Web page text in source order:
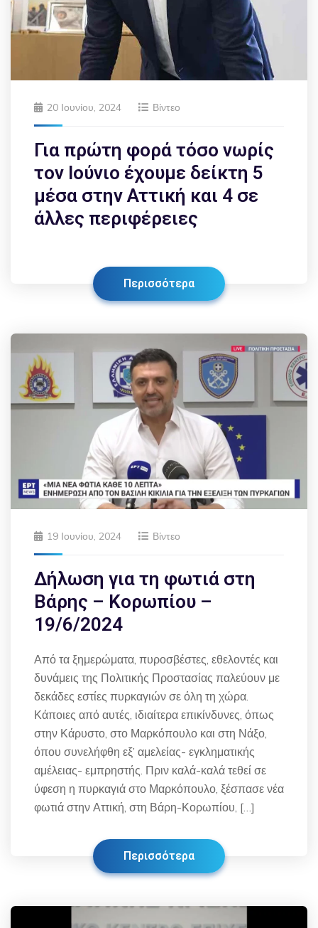
20 Ιουνίου, 2024 Βίντεο
Για πρώτη φορά τόσο νωρίς
τον Ιούνιο έχουμε δείκτη 5
μέσα στην Αττική και 4 σε
άλλες περιφέρειες
Περισσότερα
19 Ιουνίου, 2024 Βίντεο
Δήλωση για τη φωτιά στη
Βάρης – Κορωπίου –
19/6/2024
Από τα ξημερώματα, πυροσβέστες, εθελοντές και
δυνάμεις της Πολιτικής Προστασίας παλεύουν με
δεκάδες εστίες πυρκαγιών σε όλη τη χώρα.
Κάποιες από αυτές, ιδιαίτερα επικίνδυνες, όπως
στην Κάρυστο, στο Μαρκόπουλο και στη Νάξο,
όπου συνελήφθη εξ’ αμελείας- εγκληματικής
αμέλειας- εμπρηστής. Πριν καλά-καλά τεθεί σε
ύφεση η πυρκαγιά στο Μαρκόπουλο, ξέσπασε νέα
φωτιά στην Αττική, στη Βάρη-Κορωπίου, […]
Περισσότερα